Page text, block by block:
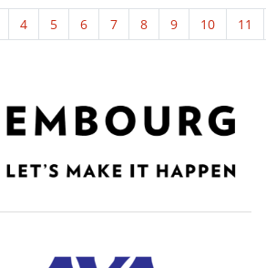
4 5 6 7 8 9 10 11